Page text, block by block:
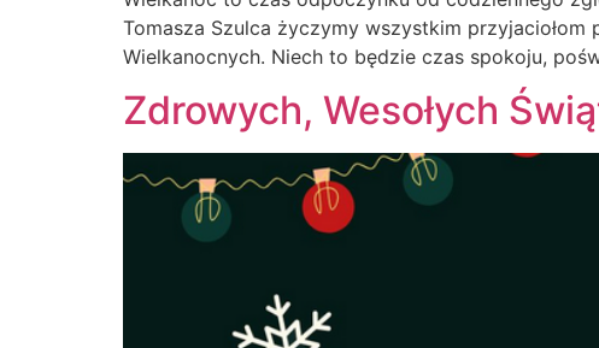
Tomasza Szulca życzymy wszystkim
Wielkanocnych. Niech to będzie czas spokoju,
Zdrowych, Wesołych